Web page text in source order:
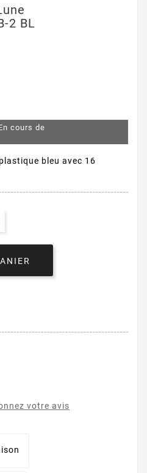
2 BL
cours de
bleu avec 16
votre avis